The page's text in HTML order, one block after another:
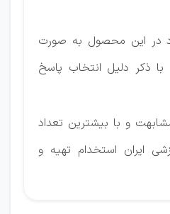
در این محصول به صورت
ذکر دلیل انتخاب پاسخ
و با بیشترین تعداد
ایران استخدام تهیه و